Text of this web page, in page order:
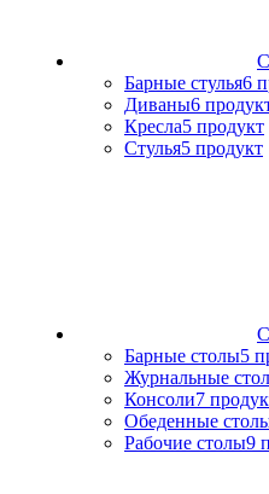
Барные стулья6
Диваны6
Кресла5 продукт
Стулья5 продукт
Барные столы5
Журнальные
Консоли7
Обеденные
Рабочие столы9